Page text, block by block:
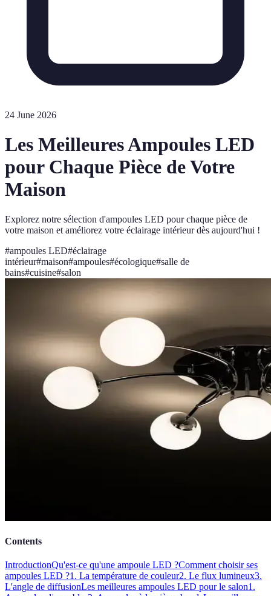
24 June 2026
Les Meilleures Ampoules LED
pour Chaque Pièce de Votre
Maison
Explorez notre sélection d'ampoules LED pour chaque pièce de
votre maison et améliorez votre éclairage intérieur dès aujourd'hui !
#ampoules LED#éclairage
intérieur#maison#ampoules#écologique#salle de
bains#cuisine#salon
Contents
IntroductionQu'est-ce qu'une ampoule LED ?Comment choisir ses
ampoules LED ?1. La température de couleur2. Le flux lumineux3.
L'angle de diffusionLes meilleures ampoules LED pour le salon1.